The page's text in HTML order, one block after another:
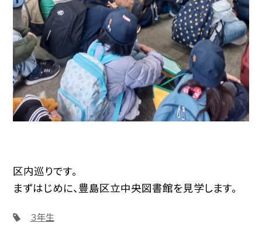
区内巡りです。
まずはじめに、豊島区立中央図書館を見学します。
３年生